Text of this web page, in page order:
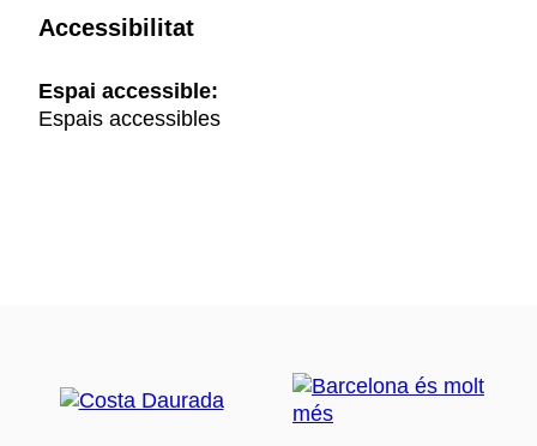
Accessibilitat
Espai accessible:
Espais accessibles